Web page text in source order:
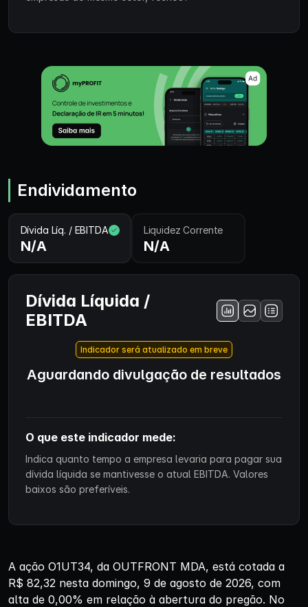
Endividamento
Dívida Líq. / EBITDA
N/A
Liquidez Corrente
N/A
Dívida Líquida /
EBITDA
Indicador será atualizado em breve
Aguardando divulgação de resultados
O que este indicador mede:
Indica quanto tempo a empresa levaria para pagar sua
dívida líquida se mantivesse o atual EBITDA. Valores
baixos são preferíveis.
A ação O1UT34, da OUTFRONT MDA, está cotada a
R$ 82,32 nesta domingo, 9 de agosto de 2026, com
alta de 0,00% em relação à abertura do pregão. No